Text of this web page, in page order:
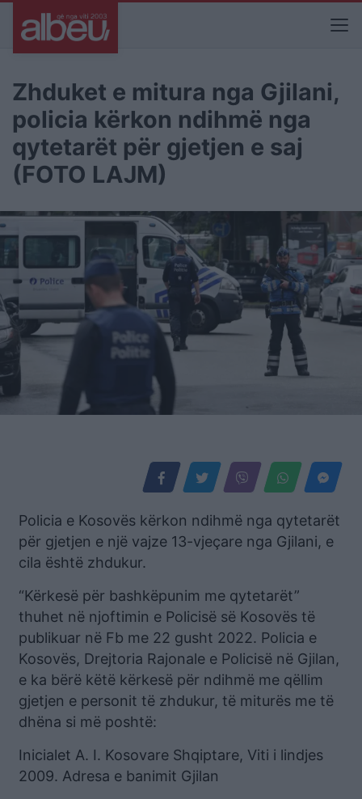
Zhduket e mitura nga Gjilani,
policia kërkon ndihmë nga
qytetarët për gjetjen e saj
(FOTO LAJM)
Policia e Kosovës kërkon ndihmë nga qytetarët
për gjetjen e një vajze 13-vjeçare nga Gjilani, e
cila është zhdukur.
“Kërkesë për bashkëpunim me qytetarët”
thuhet në njoftimin e Policisë së Kosovës të
publikuar në Fb me 22 gusht 2022. Policia e
Kosovës, Drejtoria Rajonale e Policisë në Gjilan,
e ka bërë këtë kërkesë për ndihmë me qëllim
gjetjen e personit të zhdukur, të miturës me të
dhëna si më poshtë:
Inicialet A. I. Kosovare Shqiptare, Viti i lindjes
2009. Adresa e banimit Gjilan